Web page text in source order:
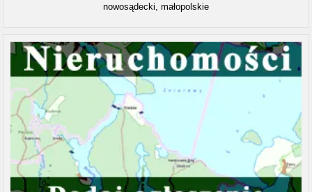
nowosądecki, małopolskie